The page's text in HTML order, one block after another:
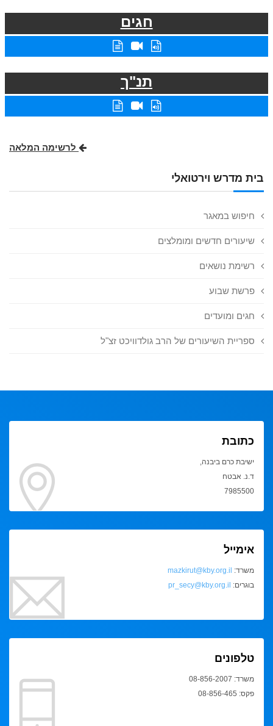
בית מדרש וירטואלי
חיפוש במאגר
שיעורים חדשים ומומלצים
רשימת נושאים
פרשת שבוע
חגים ומועדים
ספריית השיעורים של הרב גולדוויכט זצ"ל
חגים
תנ"ך
לרשימה המלאה
כתובת
ישיבת כרם ביבנה,
ד.נ. אבטח
7985500
אימייל
משרד: mazkirut@kby.org.il
בוגרים: pr_secy@kby.org.il
טלפונים
משרד: 08-856-2007
פקס: 08-856-465